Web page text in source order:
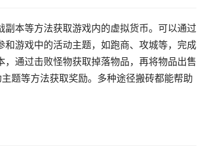
本等方法获取游戏内的虚拟货币。可以通过
游戏中的活动主题，如跑商、攻城等，完成
通过击败怪物获取掉落物品，再将物品出售
题等方法获取奖励。多种途径搬砖都能帮助